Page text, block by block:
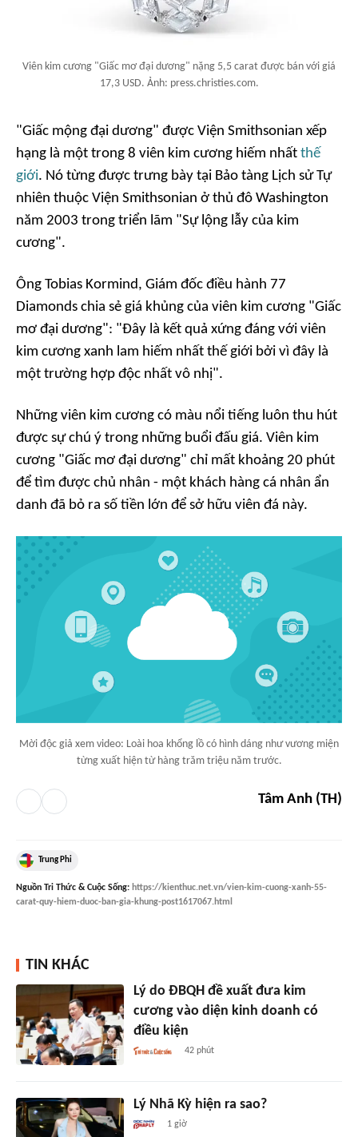
Viên kim cương "Giấc mơ đại dương" nặng 5,5 carat được bán với giá
17,3 USD. Ảnh: press.christies.com.
"Giấc mộng đại dương" được Viện Smithsonian xếp
hạng là một trong 8 viên kim cương hiếm nhất thế
giới. Nó từng được trưng bày tại Bảo tàng Lịch sử Tự
nhiên thuộc Viện Smithsonian ở thủ đô Washington
năm 2003 trong triển lãm "Sự lộng lẫy của kim
cương".
Ông Tobias Kormind, Giám đốc điều hành 77
Diamonds chia sẻ giá khủng của viên kim cương "Giấc
mơ đại dương": "Đây là kết quả xứng đáng với viên
kim cương xanh lam hiếm nhất thế giới bởi vì đây là
một trường hợp độc nhất vô nhị".
Những viên kim cương có màu nổi tiếng luôn thu hút
được sự chú ý trong những buổi đấu giá. Viên kim
cương "Giấc mơ đại dương" chỉ mất khoảng 20 phút
để tìm được chủ nhân - một khách hàng cá nhân ẩn
danh đã bỏ ra số tiền lớn để sở hữu viên đá này.
Mời độc giả xem video: Loài hoa khổng lồ có hình dáng như vương miện
từng xuất hiện từ hàng trăm triệu năm trước.
Tâm Anh (TH)
Trung Phi
Nguồn Tri Thức & Cuộc Sống: https://kienthuc.net.vn/vien-kim-cuong-xanh-55-
carat-quy-hiem-duoc-ban-gia-khung-post1617067.html
TIN KHÁC
Lý do ĐBQH đề xuất đưa kim
cương vào diện kinh doanh có
điều kiện
42 phút
Lý Nhã Kỳ hiện ra sao?
1 giờ